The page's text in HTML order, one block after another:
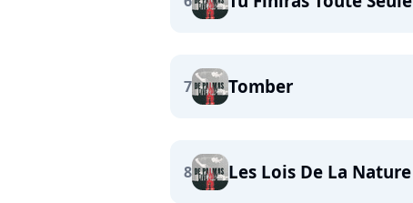
7 Tomber
8 Les Lois De La Nature